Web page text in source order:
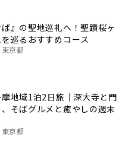
ば』の聖地巡礼へ！聖蹟桜ヶ
巡るおすすめコース
東京都
地域1泊2日旅｜深大寺と門
そばグルメと癒やしの週末
東京都